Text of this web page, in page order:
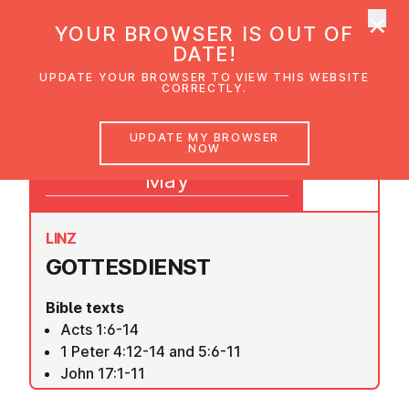
GOTTES­DI­ENST
LINZ
Bible texts
Acts 1:6-14
1 Peter 4:12-14 and 5:6-11
John 17:1-11
17
May
YOUR BROWSER IS OUT OF
DATE!
UPDATE YOUR BROWSER TO VIEW THIS WEBSITE
CORRECTLY.
UPDATE MY BROWSER
NOW
×